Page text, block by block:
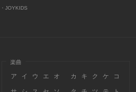
・JOYKIDS
楽曲
ア イ ウ エ オ カ キ ク ケ コ